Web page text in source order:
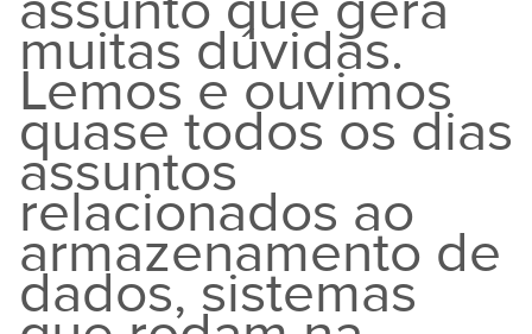
muitas dúvidas.
Lemos e ouvimos
quase todos os dias
assuntos
relacionados ao
armazenamento de
dados, sistemas